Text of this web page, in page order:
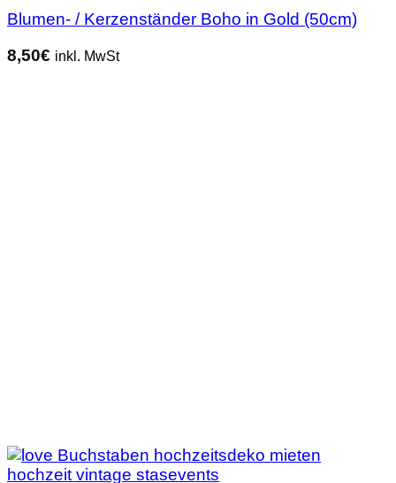
Blumen- / Kerzenständer Boho in Gold (50cm)
8,50€ inkl. MwSt